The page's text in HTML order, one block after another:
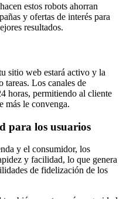
estos robots ahorran
y ofertas de interés para
resultados.
sitio web estará activo y la
tareas. Los canales de
horas, permitiendo al cliente
más le convenga.
para los usuarios
y el consumidor, los
y facilidad, lo que genera
de fidelización de los